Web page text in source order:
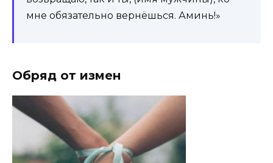
мне обязательно вернёшься. Аминь!»
Обряд от измен